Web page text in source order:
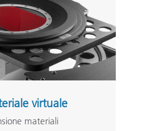
virtuale
materiali